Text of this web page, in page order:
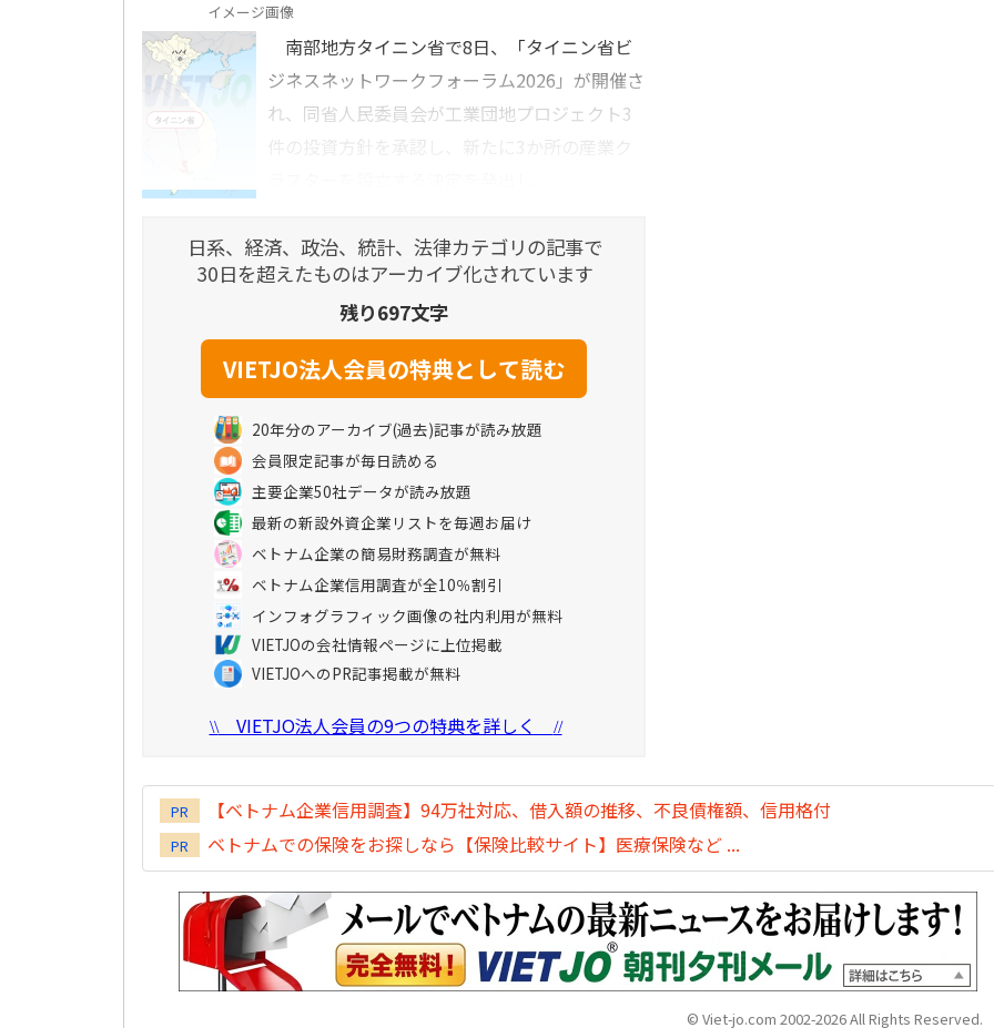
イメージ画像
南部地方タイニン省で8日、「タイニン省ビ
ジネスネットワークフォーラム2026」が開催さ
れ、同省人民委員会が工業団地プロジェクト3
日系、経済、政治、統計、法律カテゴリの記事で
30日を超えたものはアーカイブ化されています
残り697文字
20年分のアーカイブ(過去)記事が読み放題
会員限定記事が毎日読める
主要企業50社データが読み放題
最新の新設外資企業リストを毎週お届け
ベトナム企業の簡易財務調査が無料
ベトナム企業信用調査が全10％割引
インフォグラフィック画像の社内利用が無料
VIETJOの会社情報ページに上位掲載
VIETJOへのPR記事掲載が無料
\\VIETJO法人会員の9つの特典を詳しく //
PR 【ベトナム企業信用調査】94万社対応、借入額の推移、不良債権額、信用格付
PR ベトナムでの保険をお探しなら【保険比較サイト】医療保険など ...
© Viet-jo.com 2002-2026 All Rights Reserved.